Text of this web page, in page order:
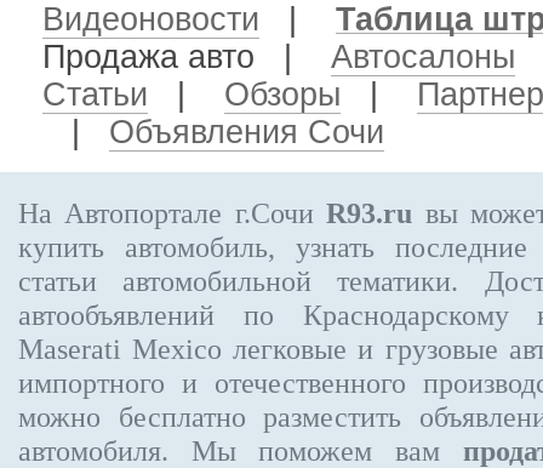
Видеоновости
Таблица
Продажа авто
Автосалоны
Статьи
Обзоры
Объявления Сочи
На Автопортале г.СочиR93.ru вы
купить автомобиль, узнать
статьи автомобильной тематики.
автообъявлений по
Maserati Mexico легковые и грузовые
импортного и отечественного
можно бесплатно разместить
автомобиля. Мы поможем вам